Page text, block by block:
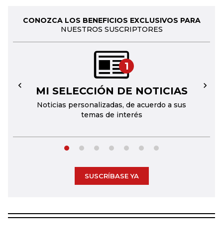
CONOZCA LOS BENEFICIOS EXCLUSIVOS PARA
NUESTROS SUSCRIPTORES
1
MI SELECCIÓN DE NOTICIAS
Noticias personalizadas, de acuerdo a sus
temas de interés
← →
SUSCRÍBASE YA